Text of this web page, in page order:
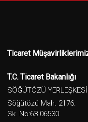
Ticaret
T.C. Ticaret Bakanlığı
SÖĞÜTÖZÜ YERLEŞKESİ
Söğütözü Mah. 2176.
Sk. No:63 06530